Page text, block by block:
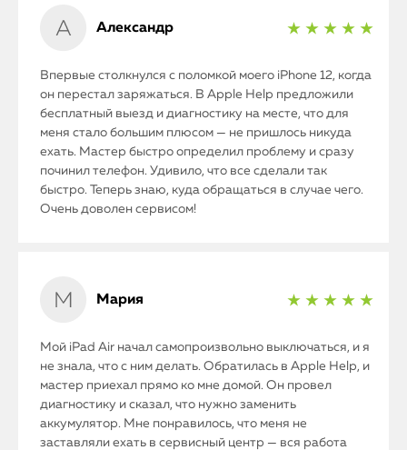
MacBook
Watch
iPad
Контакты
Статьи
Александр ★ ★ ★ ★ ★
Впервые столкнулся с поломкой моего iPhone 12, когда
он перестал заряжаться. В Apple Help предложили
бесплатный выезд и диагностику на месте, что для
меня стало большим плюсом — не пришлось никуда
ехать. Мастер быстро определил проблему и сразу
починил телефон. Удивило, что все сделали так
быстро. Теперь знаю, куда обращаться в случае чего.
Очень доволен сервисом!
Мария ★ ★ ★ ★ ★
Мой iPad Air начал самопроизвольно выключаться, и я
не знала, что с ним делать. Обратилась в Apple Help, и
мастер приехал прямо ко мне домой. Он провел
диагностику и сказал, что нужно заменить
аккумулятор. Мне понравилось, что меня не
заставляли ехать в сервисный центр — вся работа